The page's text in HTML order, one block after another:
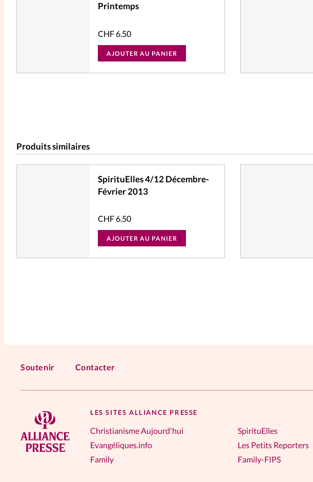
Printemps
CHF6.50
AJOUTER AU PANIER
Produits similaires
SpirituElles 4/12 Décembre-
Février 2013
CHF6.50
AJOUTER AU PANIER
Soutenir Contacter
LES SITES ALLIANCE PRESSE
Christianisme Aujourd'hui
Evangéliques.info
Family
SpirituElles
Les Petits Reporters
Family-FIPS